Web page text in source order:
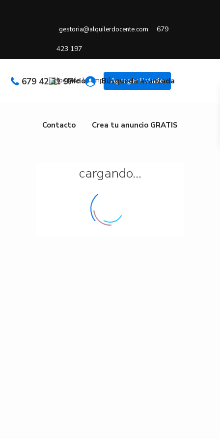
gestoria@alquilerdocente.com 679
423 197
Agregar listado
679 42 31 97Inicio Búsqueda avanzada
Contacto Crea tu anuncio GRATIS
cargando...